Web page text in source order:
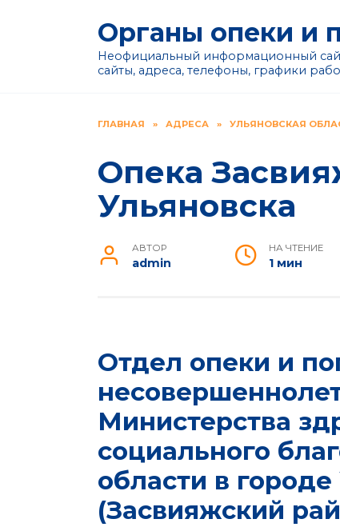
Органы опеки и
Неофициальный информационный
сайты, адреса, телефоны, графики
ГЛАВНАЯ » АДРЕСА » УЛЬЯНОВСКАЯ
Опека
Ульяновска
АВТОР
admin
НА ЧТЕНИЕ
1 мин
Отдел опеки и
Министерства
социального
области в
(Засвияжский